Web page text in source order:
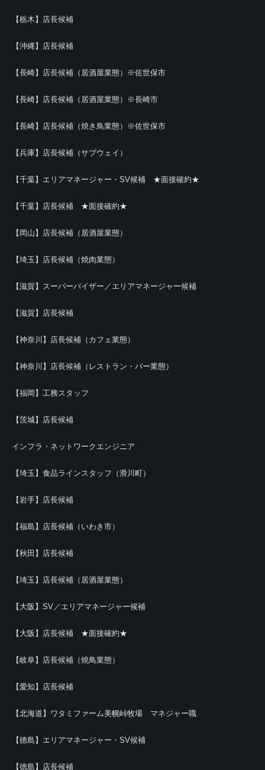
【栃木】店長候補
【沖縄】店長候補
【長崎】店長候補（居酒屋業態）※佐世保市
【長崎】店長候補（居酒屋業態）※長崎市
【長崎】店長候補（焼き鳥業態）※佐世保市
【兵庫】店長候補（サブウェイ）
【千葉】エリアマネージャー・SV候補 ★面接確約★
【千葉】店長候補 ★面接確約★
【岡山】店長候補（居酒屋業態）
【埼玉】店長候補（焼肉業態）
【滋賀】スーパーバイザー／エリアマネージャー候補
【滋賀】店長候補
【神奈川】店長候補（カフェ業態）
【神奈川】店長候補（レストラン・バー業態）
【福岡】工務スタッフ
【茨城】店長候補
インフラ・ネットワークエンジニア
【埼玉】食品ラインスタッフ（滑川町）
【岩手】店長候補
【福島】店長候補（いわき市）
【秋田】店長候補
【埼玉】店長候補（居酒屋業態）
【大阪】SV／エリアマネージャー候補
【大阪】店長候補 ★面接確約★
【岐阜】店長候補（焼鳥業態）
【愛知】店長候補
【北海道】ワタミファーム美幌峠牧場 マネジャー職
【徳島】エリアマネージャー・SV候補
【徳島】店長候補